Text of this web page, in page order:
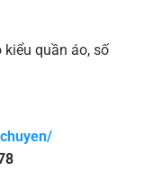
quần áo, số